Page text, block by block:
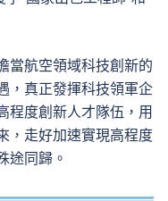
當航空領域科技創新的
，真正發揮科技領軍企
程度創新人才隊伍，用
，走好加速實現高程度
途同歸。